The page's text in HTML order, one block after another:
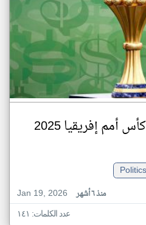
أمم إفريقيا 2025
Politics
Jan 19, 2026
منذ ٦ أشهر
عدد الكلمات: ١٤١